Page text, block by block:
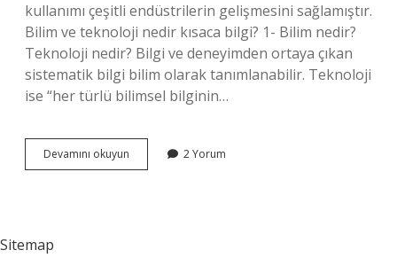
kullanımı çeşitli endüstrilerin gelişmesini sağlamıştır.
Bilim ve teknoloji nedir kısaca bilgi? 1- Bilim nedir?
Teknoloji nedir? Bilgi ve deneyimden ortaya çıkan
sistematik bilgi bilim olarak tanımlanabilir. Teknoloji
ise “her türlü bilimsel bilginin…
Devamını okuyun
Ve
2 Yorum
Sitemap